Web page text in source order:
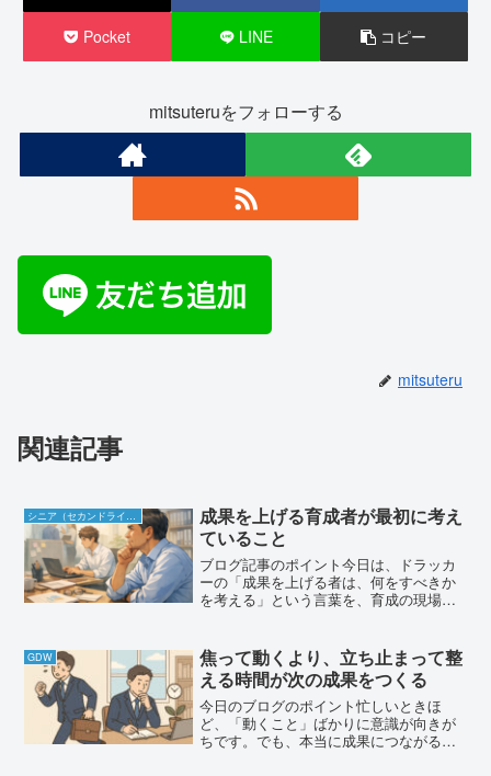
Pocket LINE コピー
mitsuteruをフォローする
mitsuteru
関連記事
シニア（セカンドライフ）
成果を上げる育成者が最初に考え
ていること
ブログ記事のポイント今日は、ドラッカ
ーの「成果を上げる者は、何をすべきか
を考える」という言葉を、育成の現場に
ました。営業では「誰に何をどう伝える
か」を設計することで成果が...
GDW
焦って動くより、立ち止まって整
える時間が次の成果をつくる
今日のブログのポイント忙しいときほ
ど、「動くこと」ばかりに意識が向きが
ちです。でも、本当に成果につながるの